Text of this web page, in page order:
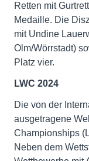
Retten mit
Medaille. Die
mit Undine
Olm/Wörrstadt)
Platz vier.
LWC 2024
Die von der
ausgetragene
Championships
Neben dem